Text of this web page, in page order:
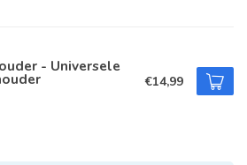
- Universele
€14,99